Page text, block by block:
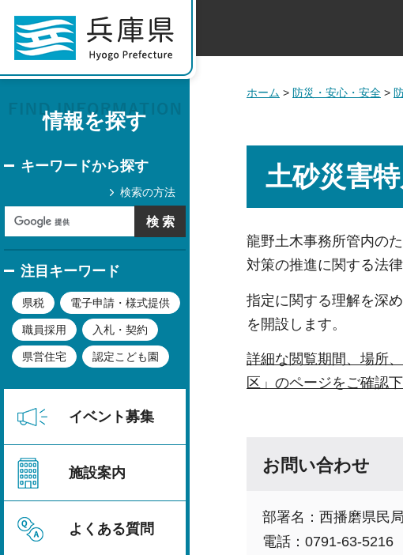
情報を探す
キーワードから探す
検索の方法
注目キーワード
県税 電子申請・様式提供
職員採用 入札・契約
県営住宅 認定こども園
イベント募集
施設案内
よくある質問
ホーム > 防災・安心・安全 >
土砂災害
龍野土木事務所管内の
対策の推進に関する法
指定に関する理解を深
を開設します。
詳細な閲覧期間、場所
区」のページをご確認下
お問い合わせ
部署名：西播磨県民
電話：0791-63-5216